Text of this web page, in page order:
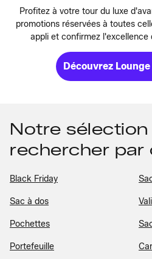
Profitez à votre tour du luxe
promotions réservées à toutes
appli et confirmez l'excellence
Découvrez
Notre sélection
rechercher par
Black Friday
Sac à dos
Pochettes
Portefeuille